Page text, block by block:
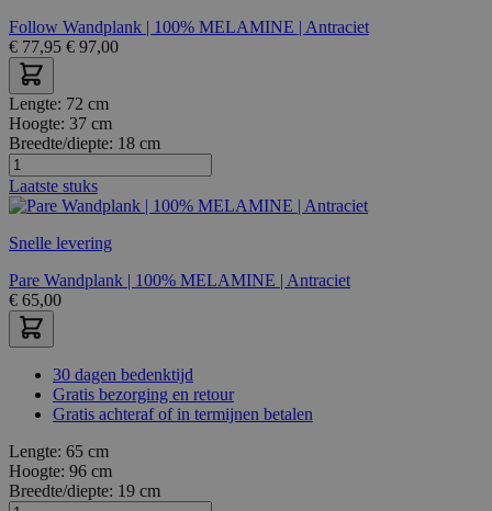
Follow Wandplank | 100% MELAMINE | Antraciet
€ 77,95 € 97,00
Lengte: 72 cm
Hoogte: 37 cm
Breedte/diepte: 18 cm
Laatste stuks
Snelle levering
Pare Wandplank | 100% MELAMINE | Antraciet
€ 65,00
30 dagen bedenktijd
Gratis bezorging en retour
Gratis achteraf of in termijnen betalen
Lengte: 65 cm
Hoogte: 96 cm
Breedte/diepte: 19 cm